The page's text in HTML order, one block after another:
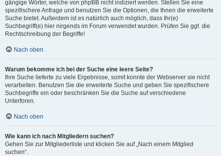
gängige Wörter, welche von phpBB nicht indiziert werden. Stellen Sie eine
spezifischere Anfrage und benutzen Sie die Optionen, die Ihnen die erweiterte
Suche bietet. Außerdem ist es natürlich auch möglich, dass Ihr(e)
Suchbegriff(e) hier nirgends im Forum verwendet wurden. Prüfen Sie ggf. die
Rechtschreibung der Begriffe!
Nach oben
Warum bekomme ich bei der Suche eine leere Seite?
Ihre Suche lieferte zu viele Ergebnisse, somit konnte der Webserver sie nicht
verarbeiten. Benutzen Sie die erweiterte Suche und geben Sie spezifischere
Suchbegriffe ein oder beschränken Sie die Suche auf verschiedene
Unterforen.
Nach oben
Wie kann ich nach Mitgliedern suchen?
Gehen Sie zur Mitgliederliste und klicken Sie auf „Nach einem Mitglied
suchen“.